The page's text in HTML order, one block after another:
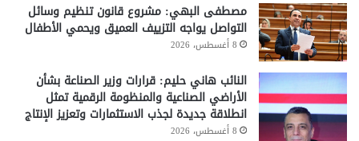
مصطفى البهي: مشروع قانون تنظيم وسائل
التواصل يواجه التزييف العميق ويحمي الأطفال
8 أغسطس، 2026
النائب هاني حليم: قرارات وزير الصناعة بشأن
الأراضي الصناعية والمنظومة الرقمية تمثل
انطلاقة جديدة لجذب الاستثمارات وتعزيز الإنتاج
8 أغسطس، 2026